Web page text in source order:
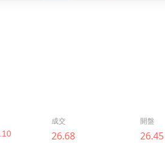
成交
26.68
開盤
26.45